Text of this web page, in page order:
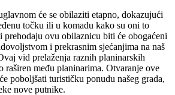
će se obilaziti etapno, dokazujući
točku ili u komadu kako su oni to
prehodaju ovu obilaznicu biti će obogaćeni
i prekrasnim sjećanjima na naš
vid prelaženja raznih planinarskih
raširen među planinarima. Otvaranje ove
poboljšati turističku ponudu našeg grada,
nove putnike.